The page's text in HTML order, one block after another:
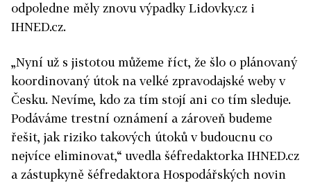
odpoledne měly znovu výpadky Lidovky.cz i
IHNED.cz.
„Nyní už s jistotou můžeme říct, že šlo o plánovaný
koordinovaný útok na velké zpravodajské weby v
Česku. Nevíme, kdo za tím stojí ani co tím sleduje.
Podáváme trestní oznámení a zároveň budeme
řešit, jak riziko takových útoků v budoucnu co
nejvíce eliminovat,“ uvedla šéfredaktorka IHNED.cz
a zástupkyně šéfredaktora Hospodářských novin